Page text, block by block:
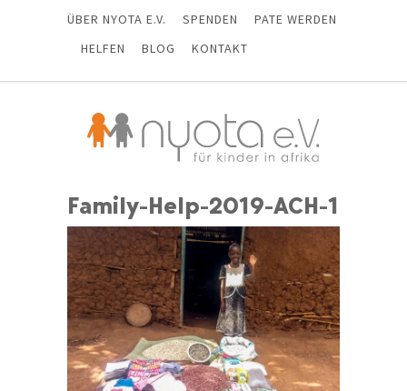
ÜBER NYOTA E.V. SPENDEN
PATE WERDEN
HELFEN
BLOG KONTAKT
Family-Help-2019-ACH-1